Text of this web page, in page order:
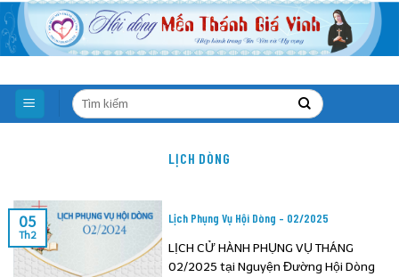
Skip
to
content
LỊCH DÒNG
Lịch Phụng Vụ Hội Dòng – 02/2025
LỊCH CỬ HÀNH PHỤNG VỤ THÁNG
02/2025 tại Nguyện Đường Hội Dòng
05
Th2